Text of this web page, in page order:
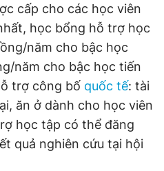
Liên hệ quảng cáo
0908 780 404
cấp cho các học viên
học bổng hỗ trợ học
năm cho bậc học
năm cho bậc học tiến
trợ công bố quốc tế: tài
ăn ở dành cho học viên
học tập có thể đăng
quả nghiên cứu tại hội